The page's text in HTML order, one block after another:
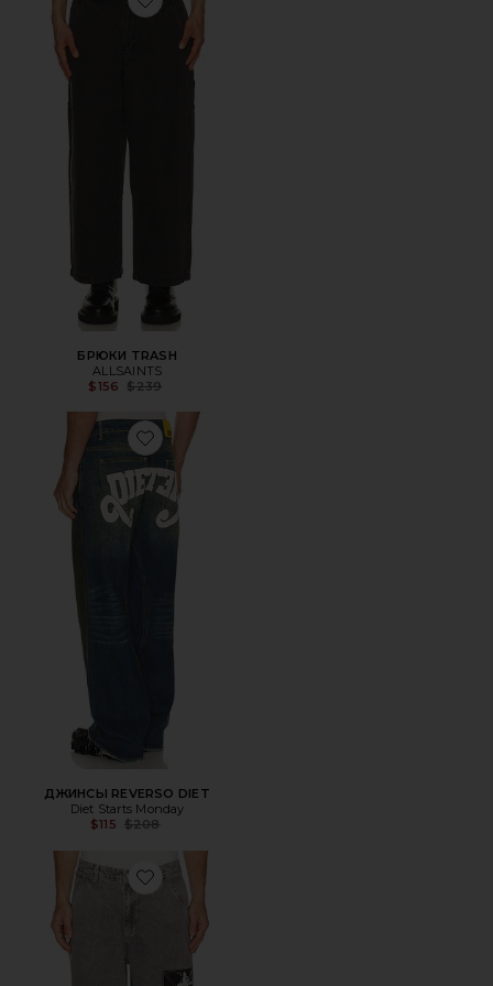
Favorite БРЮКИ TRASH
БРЮКИ TRASH
ALLSAINTS
$156
Previous price:
$239
Favorite ДЖИНСЫ REVERSO DIET
ДЖИНСЫ REVERSO DIET
Diet Starts Monday
$115 Previous price:
$208
Favorite ДЖИНСЫ